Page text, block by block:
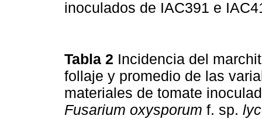
inoculados de IAC391 e
Tabla 2 Incidencia del
follaje y promedio de las
materiales de tomate
Fusarium oxysporum f. sp.